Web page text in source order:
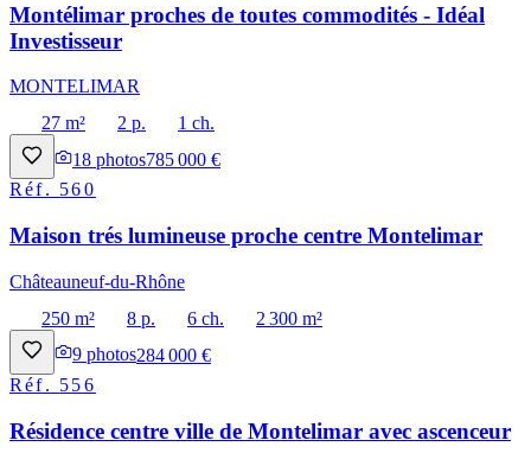
Montélimar proches de toutes commodités - Idéal
Investisseur
MONTELIMAR
27 m²
2 p.
1 ch.
18 photos785 000 €
Réf. 560
Maison trés lumineuse proche centre Montelimar
Châteauneuf-du-Rhône
250 m²
8 p. 6 ch.
2 300 m²
9 photos284 000 €
Réf. 556
Résidence centre ville de Montelimar avec ascenceur